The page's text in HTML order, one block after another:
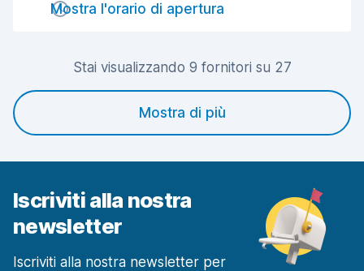
Condizioni dell'auto
Mostra l'orario di apertura
Stai visualizzando 9 fornitori su 27
Mostra di più
Iscriviti alla nostra
newsletter
Iscriviti alla nostra newsletter per